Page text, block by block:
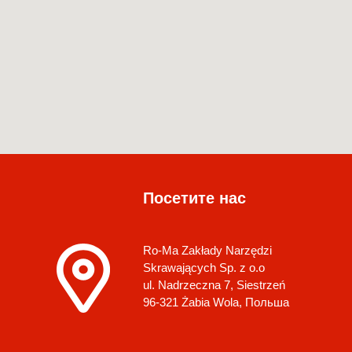
Посетите нас
Ro-Ma Zakłady Narzędzi
Skrawających Sp. z o.o
ul. Nadrzeczna 7, Siestrzeń
96-321 Żabia Wola, Польша